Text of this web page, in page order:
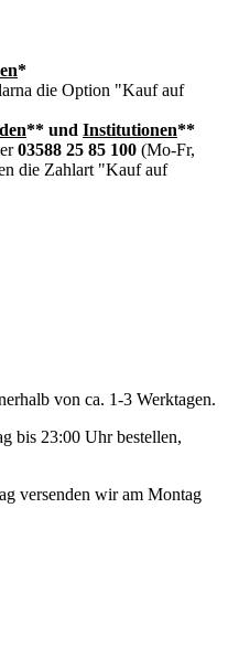
*
die Option "Kauf auf
** und Institutionen**
03588 25 85 100 (Mo-Fr,
die Zahlart "Kauf auf
von ca. 1-3 Werktagen.
bis 23:00 Uhr bestellen,
versenden wir am Montag